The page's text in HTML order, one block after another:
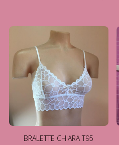
BRALETTE CHIARA T95